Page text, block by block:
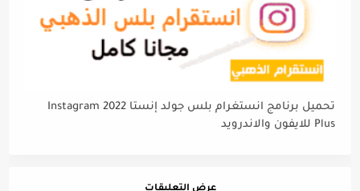
تحميل برنامج انستغرام بلس جولد إنستا 2022 Instagram
Plus للايفون والاندرويد